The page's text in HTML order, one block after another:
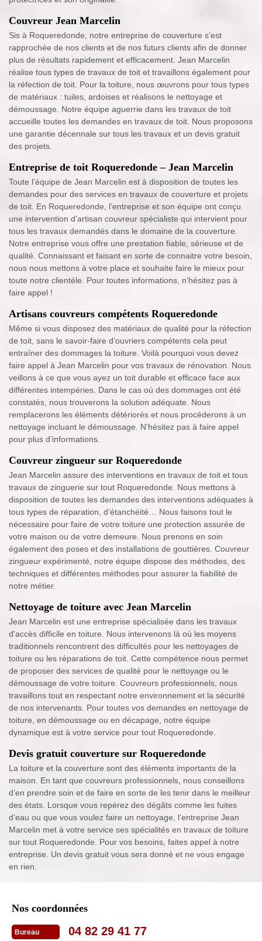
Couvreur Jean Marcelin
Sis à Roqueredonde, notre entreprise de couverture s’est
rapprochée de nos clients et de nos futurs clients afin de donner
plus de résultats rapidement et efficacement. Jean Marcelin
réalise tous types de travaux de toit et travaillons également pour
la réfection de toit. Pour la toiture, nous œuvrons pour tous types
de matériaux : tuiles, ardoises et réalisons le nettoyage et
démoussage. Notre équipe aguerrie dans les travaux de toit
accueille toutes les demandes en travaux de toit. Nous proposons
une garantie décennale sur tous les travaux et un devis gratuit
des projets.
Entreprise de toit Roqueredonde – Jean Marcelin
Toute l’équipe de Jean Marcelin est à disposition de toutes les
demandes pour des services en travaux de couverture et projets
de toit. En Roqueredonde, l’entreprise et son équipe ont conçu
une intervention d’artisan couvreur spécialiste qui intervient pour
tous les travaux demandés dans le domaine de la couverture.
Notre entreprise vous offre une prestation fiable, sérieuse et de
qualité. Connaissant et faisant en sorte de connaitre votre besoin,
nous nous mettons à votre place et souhaite faire le mieux pour
toute notre clientèle. Pour toutes informations, n’hésitez pas à
faire appel !
Artisans couvreurs compétents Roqueredonde
Même si vous disposez des matériaux de qualité pour la réfection
de toit, sans le savoir-faire d’ouvriers compétents cela peut
entraîner des dommages la toiture. Voilà pourquoi vous devez
faire appel à Jean Marcelin pour vos travaux de rénovation. Nous
veillons à ce que vous ayez un toit durable et efficace face aux
différentes intempéries. Dans le cas où des dommages ont été
constatés, nous trouverons la solution adéquate. Nous
remplacerons les éléments détériorés et nous procéderons à un
nettoyage incluant le démoussage. N’hésitez pas à faire appel
pour plus d’informations.
Couvreur zingueur sur Roqueredonde
Jean Marcelin assure des interventions en travaux de toit et tous
travaux de zinguerie sur tout Roqueredonde. Nous mettons à
disposition de toutes les demandes des interventions adéquates à
tous types de réparation, d’étanchéité… Nous faisons tout le
nécessaire pour faire de votre toiture une protection assurée de
votre maison ou de votre demeure. Nous prenons en soin
également des poses et des installations de gouttières. Couvreur
zingueur expérimenté, notre équipe dispose des méthodes, des
techniques et différentes méthodes pour assurer la fiabilité de
notre métier.
Nettoyage de toiture avec Jean Marcelin
Jean Marcelin est une entreprise spécialisée dans les travaux
d'accès difficile en toiture. Nous intervenons là où les moyens
traditionnels rencontrent des difficultés pour les nettoyages de
toiture ou les réparations de toit. Cette compétence nous permet
de proposer des services de qualité pour le nettoyage ou le
démoussage de votre toiture. Couvreurs professionnels, nous
travaillons tout en respectant notre environnement et la sécurité
de nos intervenants. Pour toutes vos demandes en nettoyage de
toiture, en démoussage ou en décapage, notre équipe
dynamique est à votre service pour tout Roqueredonde.
Devis gratuit couverture sur Roqueredonde
La toiture et la couverture sont des éléments importants de la
maison. En tant que couvreurs professionnels, nous conseillons
d’en prendre soin et de faire en sorte de les tenir dans le meilleur
des états. Lorsque vous repérez des dégâts comme les fuites
d’eau ou que vous voulez faire un nettoyage, l’entreprise Jean
Marcelin met à votre service ses spécialités en travaux de toiture
sur tout Roqueredonde. Pour vos besoins, faites appel à notre
entreprise. Un devis gratuit vous sera donné et ne vous engage
en rien.
Nos coordonnées
Bureau 04 82 29 41 77